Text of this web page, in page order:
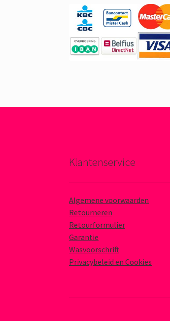
Klantenservice
Algemene voorwaarden
Retourneren
Retourformulier
Garantie
Wasvoorschrift
Privacybeleid en Cookies